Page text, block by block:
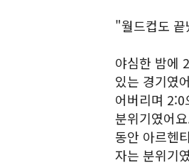
"월드컵도
야심한 밤에
있는 경기였
어버리며
분위기였어
동안 아르헨
자는 분위기